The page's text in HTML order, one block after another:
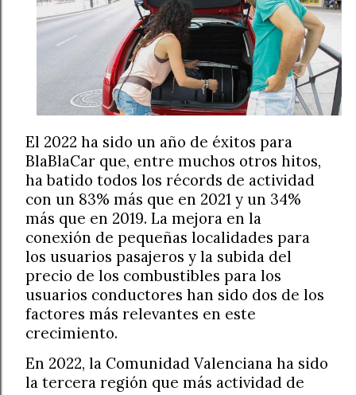
El 2022 ha sido un año de éxitos para
BlaBlaCar que, entre muchos otros hitos,
ha batido todos los récords de actividad
con un 83% más que en 2021 y un 34%
más que en 2019. La mejora en la
conexión de pequeñas localidades para
los usuarios pasajeros y la subida del
precio de los combustibles para los
usuarios conductores han sido dos de los
factores más relevantes en este
crecimiento.
En 2022, la Comunidad Valenciana ha sido
la tercera región que más actividad de